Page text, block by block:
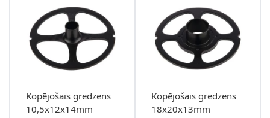
Kopējošais gredzens
10,5x12x14mm
Kopējošais gredzens
18x20x13mm